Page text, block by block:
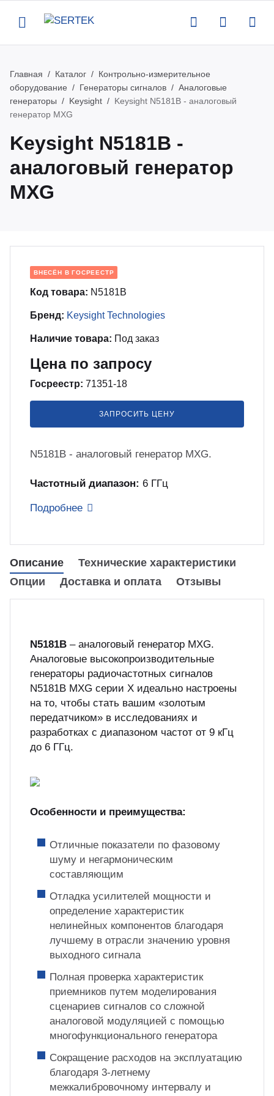
измерительное
и усилители
и аттестация поставляемого
поддержка оборудования
интеграционные проекты
по ТЗ заказчика
оборудования
измерительного оборудования
цикл сборочных работ «под
безопасной и эффективной
неиспользуемого оборудования
Главная Каталог
Контрольно-измерительное
оборудование
Генераторы сигналов
Аналоговые
генераторы
Keysight
Keysight N5181B - аналоговый
генератор MXG
Keysight N5181B -
аналоговый генератор
MXG
ВНЕСЁН В ГОСРЕЕСТР
Код товара: N5181B
Бренд: Keysight Technologies
Наличие товара: Под заказ
Цена по запросу
Госреестр: 71351-18
ЗАПРОСИТЬ ЦЕНУ
N5181B - аналоговый генератор MXG.
Частотный диапазон: 6 ГГц
Подробнее
Описание
Технические характеристики
Опции
Доставка и оплата Отзывы
N5181B – аналоговый генератор MXG.
Аналоговые высокопроизводительные
генераторы радиочастотных сигналов
N5181B MXG серии X идеально настроены
на то, чтобы стать вашим «золотым
передатчиком» в исследованиях и
разработках с диапазоном частот от 9 кГц
до 6 ГГц.
Особенности и преимущества:
Отличные показатели по фазовому
шуму и негармоническим
составляющим
Отладка усилителей мощности и
определение характеристик
нелинейных компонентов благодаря
лучшему в отрасли значению уровня
выходного сигнала
Полная проверка характеристик
приемников путем моделирования
сценариев сигналов со сложной
аналоговой модуляцией с помощью
многофункционального генератора
Сокращение расходов на эксплуатацию
благодаря 3-летнему
межкалибровочному интервалу и